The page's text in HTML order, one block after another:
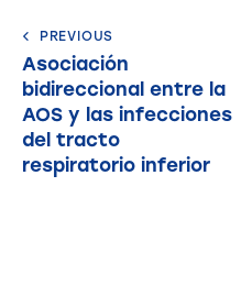
PREVIOUS
Asociación
bidireccional entre la
AOS y las infecciones
del tracto
respiratorio inferior